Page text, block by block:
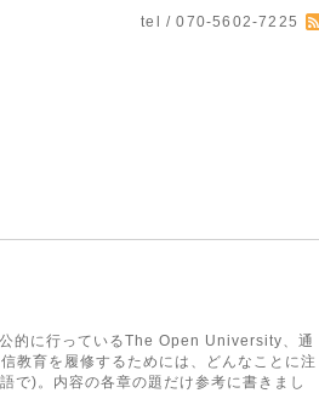
tel / 070-5602-7225
的に行っているThe Open University、通
教育を履修するためには、どんなことに注
で)。内容の各章の題だけ参考に書きまし